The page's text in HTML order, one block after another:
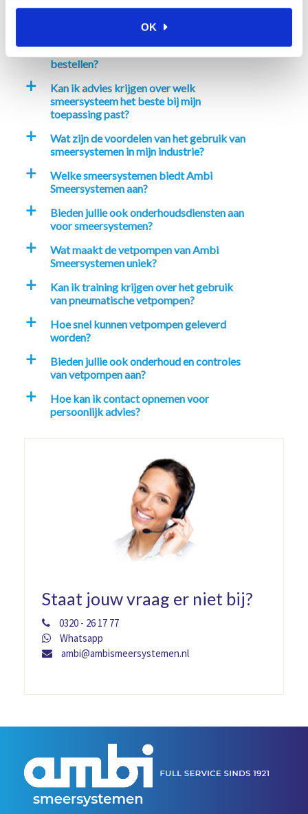
OK
a
Hoe kan ik bij Ambi Smeersystemen
bestellen?
a
Kan ik advies krijgen over welk
smeersysteem het beste bij mijn
toepassing past?
a
Wat zijn de voordelen van het gebruik van
smeersystemen in mijn industrie?
a
Welke smeersystemen biedt Ambi
Smeersystemen aan?
a
Bieden jullie ook onderhoudsdiensten aan
voor smeersystemen?
a
Wat maakt de vetpompen van Ambi
Smeersystemen uniek?
a
Kan ik training krijgen over het gebruik
van pneumatische vetpompen?
a
Hoe snel kunnen vetpompen geleverd
worden?
a
Bieden jullie ook onderhoud en controles
van vetpompen aan?
a
Hoe kan ik contact opnemen voor
persoonlijk advies?
Staat jouw vraag er niet bij?
0320 - 26 17 77
Whatsapp
ambi@ambismeersystemen.nl